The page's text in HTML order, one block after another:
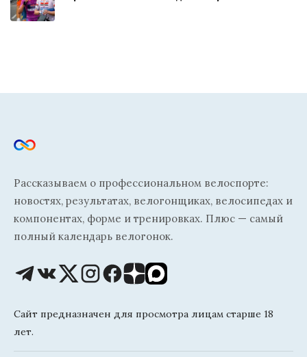
Рассказываем о профессиональном велоспорте:
новостях, результатах, велогонщиках, велосипедах и
компонентах, форме и тренировках. Плюс — самый
полный календарь велогонок.
Сайт предназначен для просмотра лицам старше 18
лет.